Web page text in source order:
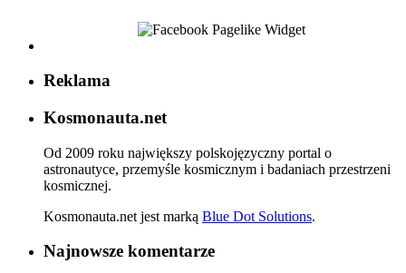
Reklama
Kosmonauta.net
Od 2009 roku największy polskojęzyczny portal o
astronautyce, przemyśle kosmicznym i badaniach przestrzeni
kosmicznej.
Kosmonauta.net jest marką Blue Dot Solutions.
Najnowsze komentarze